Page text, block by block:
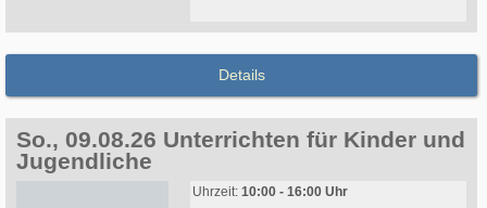
Details
So., 09.08.26 Unterrichten für Kinder und
Jugendliche
Uhrzeit: 10:00 - 16:00 Uhr